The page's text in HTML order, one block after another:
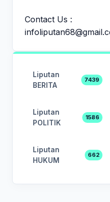
Contact Us :
Liputan
BERITA
7439
Liputan
POLITIK
1586
Liputan
HUKUM
662